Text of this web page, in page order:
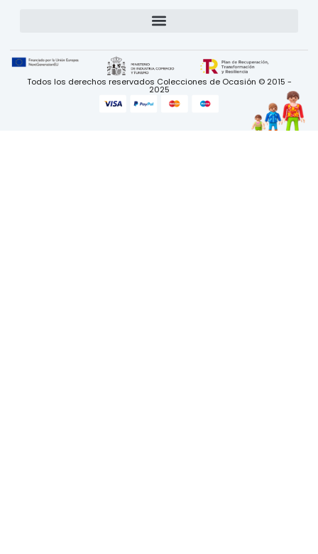
Todos los derechos reservados Colecciones de Ocasión © 2015 -
2025